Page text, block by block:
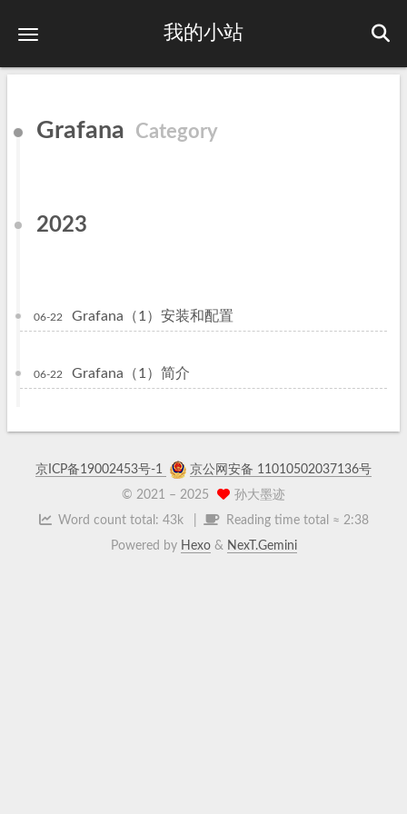
我的小站
Grafana Category
2023
06-22 Grafana（1）安装和配置
06-22 Grafana（1）简介
京ICP备19002453号-1
京公网安备 11010502037136号
© 2021 – 2025
孙大墨迹
Word count total: 43k Reading time total ≈ 2:38
Powered by Hexo& NexT.Gemini